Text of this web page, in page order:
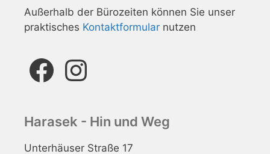
Außerhalb der Bürozeiten können Sie unser
praktisches Kontaktformular nutzen
Facebook
Instagram
Harasek - Hin und Weg
Unterhäuser Straße 17